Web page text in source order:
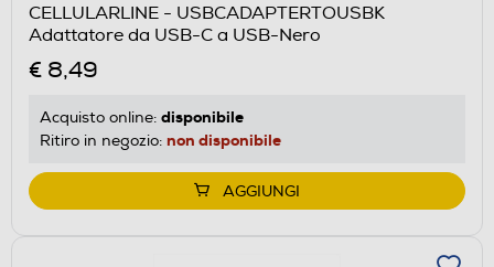
CELLULARLINE - USBCADAPTERTOUSBK
Adattatore da USB-C a USB-Nero
€ 8,49
Acquisto online: disponibile
Ritiro in negozio: non disponibile
AGGIUNGI